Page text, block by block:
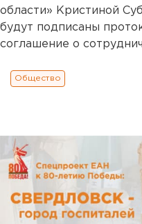
области» Кристиной
будут подписаны
соглашение о
Общество